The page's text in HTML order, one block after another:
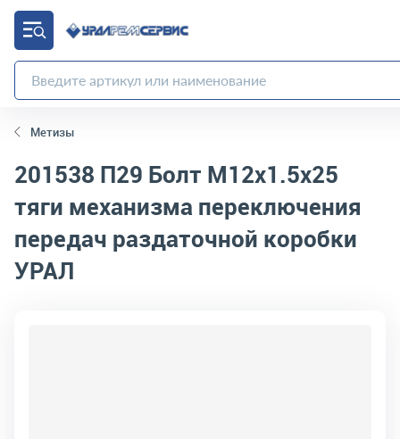
Метизы
201538 П29 Болт М12х1.5х25
тяги механизма переключения
передач раздаточной коробки
УРАЛ